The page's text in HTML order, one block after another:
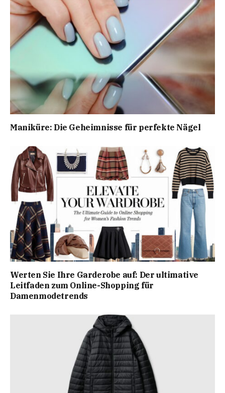
Maniküre: Die Geheimnisse für perfekte Nägel
Werten Sie Ihre Garderobe auf: Der ultimative
Leitfaden zum Online-Shopping für
Damenmodetrends